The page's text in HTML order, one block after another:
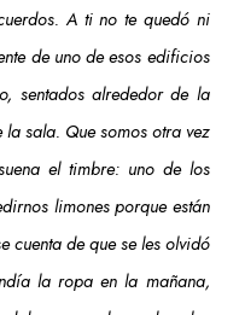
A ti no te quedó ni
de uno de esos edificios
sentados alrededor de la
sala. Que somos otra vez
el timbre: uno de los
limones porque están
cuenta de que se les olvidó
la ropa en la mañana,